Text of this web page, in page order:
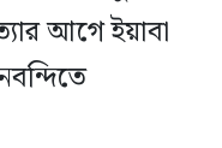
আগে ইয়াবা